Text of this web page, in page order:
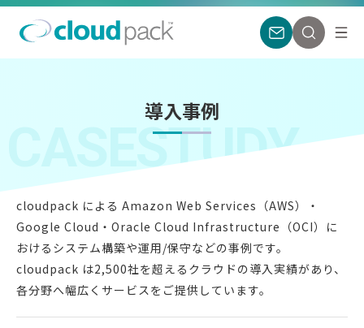
導入事例
CASESTUDY
cloudpack による Amazon Web Services（AWS）・
Google Cloud・ Oracle Cloud Infrastructure（OCI）に
おけるシステム構築や運用/保守などの事例です。
cloudpack は2,500社を超えるクラウドの導入実績があり、
各分野へ幅広くサービスをご提供しています。